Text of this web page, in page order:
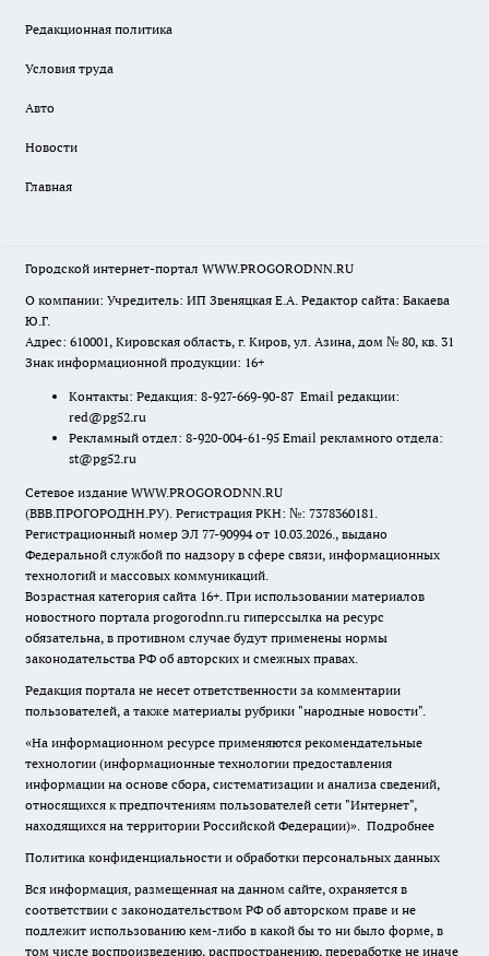
Редакционная политика
Условия труда
Авто
Новости
Главная
Городской интернет-портал WWW.PROGORODNN.RU
О компании: Учредитель: ИП Звеняцкая Е.А. Редактор сайта: Бакаева
Ю.Г.
Адрес: 610001, Кировская область, г. Киров, ул. Азина, дом № 80, кв. 31
Знак информационной продукции: 16+
Контакты: Редакция: 8-927-669-90-87 Email редакции:
red@pg52.ru
Рекламный отдел: 8-920-004-61-95 Email рекламного отдела:
st@pg52.ru
Сетевое издание WWW.PROGORODNN.RU
(ВВВ.ПРОГОРОДНН.РУ). Регистрация РКН: №: 7378360181.
Регистрационный номер ЭЛ 77-90994 от 10.03.2026., выдано
Федеральной службой по надзору в сфере связи, информационных
технологий и массовых коммуникаций.
Возрастная категория сайта 16+. При использовании материалов
новостного портала progorodnn.ru гиперссылка на ресурс
обязательна, в противном случае будут применены нормы
законодательства РФ об авторских и смежных правах.
Редакция портала не несет ответственности за комментарии
пользователей, а также материалы рубрики "народные новости".
«На информационном ресурсе применяются рекомендательные
технологии (информационные технологии предоставления
информации на основе сбора, систематизации и анализа сведений,
относящихся к предпочтениям пользователей сети "Интернет",
находящихся на территории Российской Федерации)». Подробнее
Политика конфиденциальности и обработки персональных данных
Вся информация, размещенная на данном сайте, охраняется в
соответствии с законодательством РФ об авторском праве и не
подлежит использованию кем-либо в какой бы то ни было форме, в
том числе воспроизведению, распространению, переработке не иначе